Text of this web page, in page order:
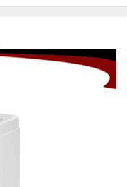
تجهیزات اندازه گیری
تجهیزات ساختمانی
تعمیرات تخصصی تجهیزات کنترلی